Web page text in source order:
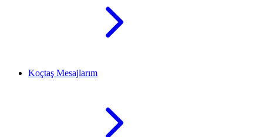
Koçtaş Mesajlarım